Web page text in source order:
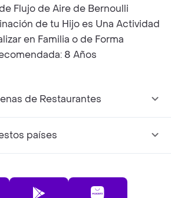
Flujo de Aire de Bernoulli
de tu Hijo es Una Actividad
en Familia o de Forma
8 Años
de Restaurantes
países